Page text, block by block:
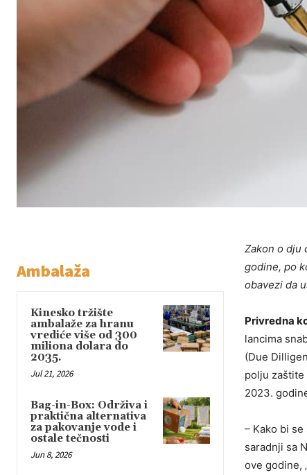
Ambalaža
Kinesko tržište
ambalaže za hranu
vrediće više od 300
miliona dolara do
2035.
Jul 21, 2026
Bag-in-Box: Održiva i
praktična alternativa
za pakovanje vode i
ostale tečnosti
Jun 8, 2026
Zakon o dju
godine, po
obavezi da
Privredna
lancima
(Due
polju zaštite
2023.
– Kako bi
saradnji sa
ove godine,